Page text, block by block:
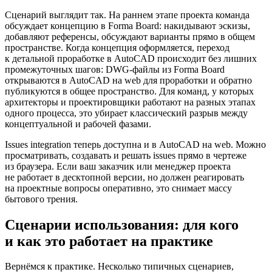
Сценарий выглядит так. На раннем этапе проекта команда
обсуждает концепцию в Forma Board: накидывают эскизы,
добавляют референсы, обсуждают варианты прямо в общем
пространстве. Когда концепция оформляется, переход
к детальной проработке в AutoCAD происходит без лишних
промежуточных шагов: DWG-файлы из Forma Board
открываются в AutoCAD на web для проработки и обратно
публикуются в общее пространство. Для команд, у которых
архитекторы и проектировщики работают на разных этапах
одного процесса, это убирает классический разрыв между
концептуальной и рабочей фазами.
Issues integration теперь доступна и в AutoCAD на web. Можно
просматривать, создавать и решать issues прямо в чертеже
из браузера. Если ваш заказчик или менеджер проекта
не работает в десктопной версии, но должен реагировать
на проектные вопросы оперативно, это снимает массу
бытового трения.
Сценарии использования: для кого
и как это работает на практике
Вернёмся к практике. Несколько типичных сценариев,